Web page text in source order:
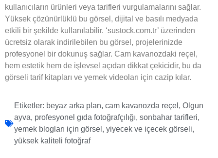
kullanıcıların ürünleri veya tarifleri vurgulamalarını sağlar.
Yüksek çözünürlüklü bu görsel, dijital ve basılı medyada
etkili bir şekilde kullanılabilir. ‘sustock.com.tr’ üzerinden
ücretsiz olarak indirilebilen bu görsel, projelerinizde
profesyonel bir dokunuş sağlar. Cam kavanozdaki reçel,
hem estetik hem de işlevsel açıdan dikkat çekicidir, bu da
görseli tarif kitapları ve yemek videoları için cazip kılar.
Etiketler: beyaz arka plan, cam kavanozda reçel , Olgun
ayva, profesyonel gıda fotoğrafçılığı, sonbahar tarifleri,
yemek blogları için görsel , yiyecek ve içecek görseli,
yüksek kaliteli fotoğraf